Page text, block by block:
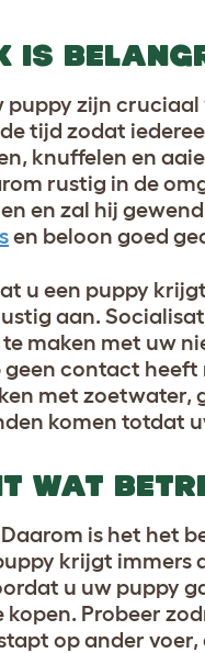
IS
puppy zijn
tijd zodat
knuffelen en
rustig in de
en zal hij
en beloon goed
u een puppy
aan.
maken met uw
contact
met zoetwater,
komen totdat
WAT
is het het
krijgt
u uw puppy
Probeer
op ander